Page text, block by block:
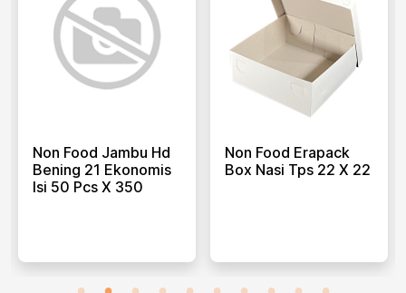
Non Food Jambu Hd
Bening 21 Ekonomis
Isi 50 Pcs X 350
Non Food Erapack
Box Nasi Tps 22 X 22